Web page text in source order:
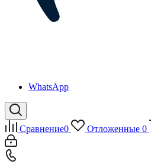
WhatsApp
Сравнение0 Отложенные 0